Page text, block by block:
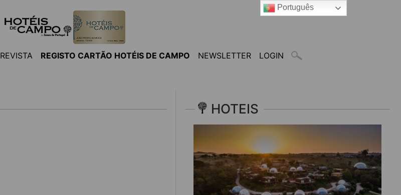
REVISTA REGISTO CARTÃO HOTÉIS DE CAMPO NEWSLETTER LOGIN
HOTEIS
Português